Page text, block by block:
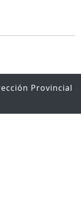
Provincial